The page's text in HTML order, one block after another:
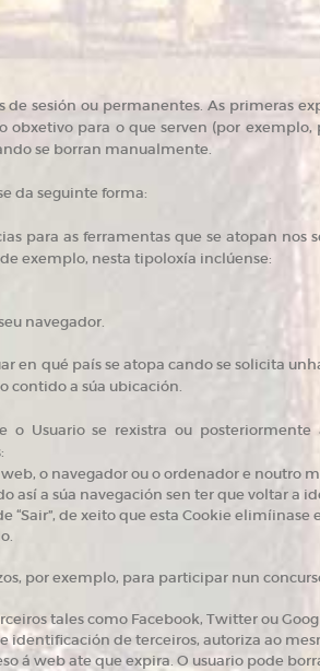
sesión ou permanentes. As primeras
para o que serven (por exemplo,
se borran manualmente.
da seguinte forma:
para as ferramentas que se atopan nos
exemplo, nesta tipoloxía inclúense:
navegador.
en qué país se atopa cando se solicita
contido a súa ubicación.
Usuario se rexistra ou posteriormente
o navegador ou o ordenador e noutro
a súa navegación sen ter que voltar a
de xeito que esta Cookie elimíinase
por exemplo, para participar nun
tales como Facebook, Twitter ou
identificación de terceiros, autoriza ao
á web ate que expira. O usuario pode